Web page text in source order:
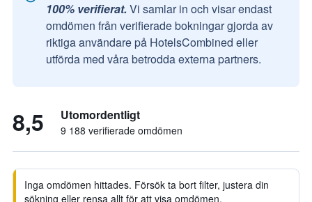
100% verifierat. Vi samlar in och visar endast
omdömen från verifierade bokningar gjorda av
riktiga användare på HotelsCombined eller
utförda med våra betrodda externa partners.
8,5 Utomordentligt
9 188 verifierade omdömen
Inga omdömen hittades. Försök ta bort filter, justera din
sökning eller rensa allt för att visa omdömen.